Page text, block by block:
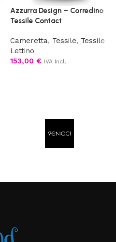
Azzurra Design – Corredino
Tessile Contact
Cameretta, Tessile, Tessile
Lettino
153,00 € IVA Incl.